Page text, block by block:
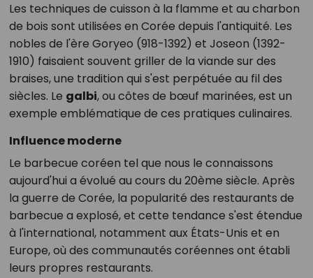
Les techniques de cuisson à la flamme et au charbon
de bois sont utilisées en Corée depuis l'antiquité. Les
nobles de l'ère Goryeo (918-1392) et Joseon (1392-
1910) faisaient souvent griller de la viande sur des
braises, une tradition qui s'est perpétuée au fil des
siècles. Le galbi, ou côtes de bœuf marinées, est un
exemple emblématique de ces pratiques culinaires.
Influence moderne
Le barbecue coréen tel que nous le connaissons
aujourd'hui a évolué au cours du 20ème siècle. Après
la guerre de Corée, la popularité des restaurants de
barbecue a explosé, et cette tendance s'est étendue
à l'international, notamment aux États-Unis et en
Europe, où des communautés coréennes ont établi
leurs propres restaurants.